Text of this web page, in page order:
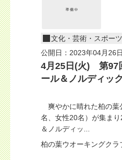
文化・芸術・スポーツ
公開日：2023年04月26日
4月25日(火) 第97
ール＆ノルディッ
爽やかに晴れた柏の葉
名、女性20名）が集ま
＆ノルディッ...
柏の葉ウオーキングクラ